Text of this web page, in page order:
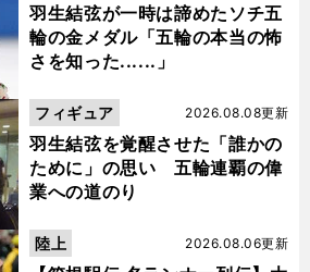
羽生結弦が一時は諦めたソチ五
輪の金メダル「五輪の本当の怖
さを知った......」
羽生結弦を覚醒させた「誰かの
ために」の思い 五輪連覇の偉
業への道のり
2026.08.08更新
フィギュア
2026.08.06更新
陸上